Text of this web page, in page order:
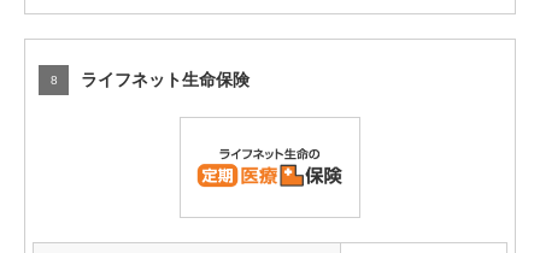
8 ライフネット生命保険